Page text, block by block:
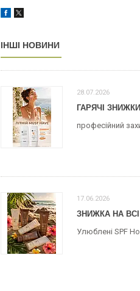
ІНШІ НОВИНИ
28.07.2026
ГАРЯЧІ
професійний
17.06.2026
ЗНИЖКА НА ВСІ
Улюблені SPF